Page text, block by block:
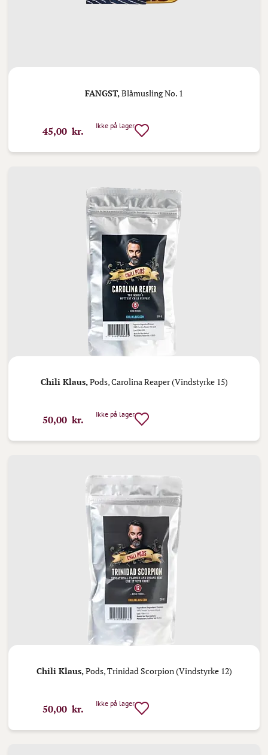
FANGST, Blåmusling No. 1
45,00 kr. Ikke på lager
Chili Klaus,Pods, Carolina Reaper (Vindstyrke 15)
50,00 kr. Ikke på lager
Chili Klaus, Pods, Trinidad Scorpion (Vindstyrke 12)
50,00 kr. Ikke på lager